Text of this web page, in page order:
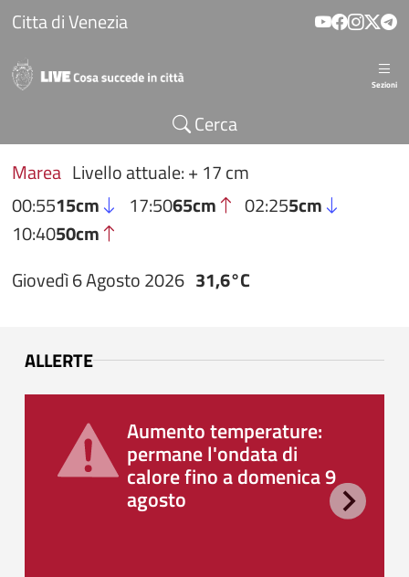
Salta al contenuto principale
Citta di Venezia
Sezioni
Cerca
Marea Livello attuale: + 17 cm
00:5515cm 17:5065cm 02:255cm
10:4050cm
Giovedì 6 Agosto 2026 31,6°C
ALLERTE
Aumento temperature:
permane l'ondata di
calore fino a domenica 9
agosto